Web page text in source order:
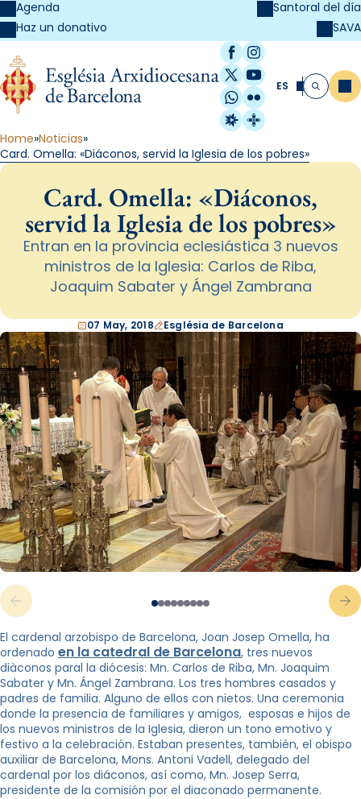
Agenda
Haz un donativo
Santoral del día
SAVA
Facebook
Instagram
X / Twitter
YouTube
WhatsApp
Flickr
Radio Estel
Catalunya
ES Buscar
Home Noticias
Card. Omella: «Diáconos, servid la Iglesia de los pobres»
Card. Omella: «Diáconos,
servid la Iglesia de los pobres»
Entran en la provincia eclesiástica 3 nuevos
ministros de la Iglesia: Carlos de Riba,
Joaquim Sabater y Ángel Zambrana
07 May, 2018 Església de Barcelona
El cardenal arzobispo de Barcelona, ​​Joan Josep Omella, ha
ordenado en la catedral de Barcelona, tres nuevos
diàconos paral la diócesis: Mn. Carlos de Riba, Mn. Joaquim
Sabater y Mn. Ángel Zambrana. Los tres hombres casados ​​y
padres de familia. Alguno de ellos con nietos. Una ceremonia
donde la presencia de familiares y amigos, esposas e hijos de
los nuevos ministros de la Iglesia, dieron un tono emotivo y
festivo a la celebración. Estaban presentes, también, el obispo
auxiliar de Barcelona, Mons. ​​Antoni Vadell, delegado del
cardenal por los diáconos, así como, Mn. Josep Serra,
presidente de la comisión por el diaconado permanente.